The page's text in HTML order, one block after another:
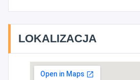
LOKALIZACJA